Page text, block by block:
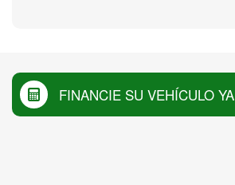
FINANCIE SU VEHÍCULO YA